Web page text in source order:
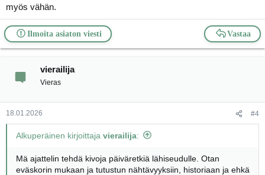
myös vähän.
Vastaa
Ilmoita asiaton viesti
vierailija
Vieras
18.01.2026 #4
Alkuperäinen kirjoittaja vierailija:
Mä ajattelin tehdä kivoja päiväretkiä lähiseudulle. Otan
eväskorin mukaan ja tutustun nähtävyyksiin, historiaan ja ehkä